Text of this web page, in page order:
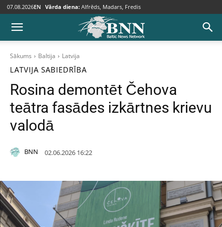
07.08.2026EN Vārda diena: Alfrēds, Madars, Fredis
Sākums Baltija Latvija
LATVIJA SABIEDRĪBA
Rosina demontēt Čehova
teātra fasādes izkārtnes krievu
valodā
BNN 02.06.2026 16:22